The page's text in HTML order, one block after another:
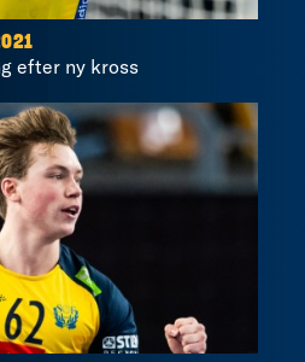
efter ny kross